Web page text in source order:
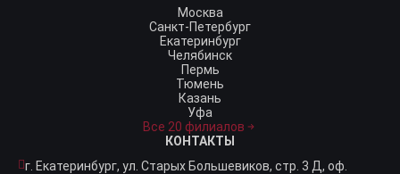
Москва
Санкт-Петербург
Екатеринбург
Челябинск
Пермь
Тюмень
Казань
Уфа
Все 20 филиалов
КОНТАКТЫ
г. Екатеринбург, ул. Старых Большевиков, стр. 3 Д, оф.